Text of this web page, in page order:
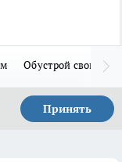
Обустрой свой дом
Принять